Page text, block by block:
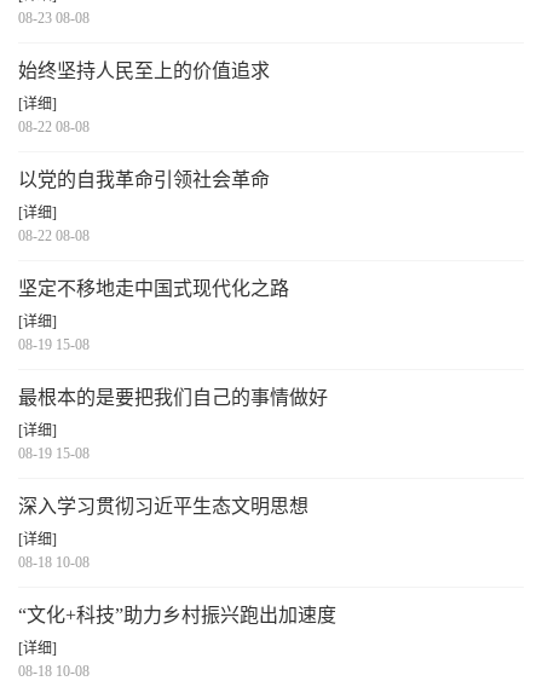
08-23 08-08
始终坚持人民至上的价值追求
[详细]
08-22 08-08
以党的自我革命引领社会革命
[详细]
08-22 08-08
坚定不移地走中国式现代化之路
[详细]
08-19 15-08
最根本的是要把我们自己的事情做好
[详细]
08-19 15-08
深入学习贯彻习近平生态文明思想
[详细]
08-18 10-08
“文化+科技”助力乡村振兴跑出加速度
[详细]
08-18 10-08